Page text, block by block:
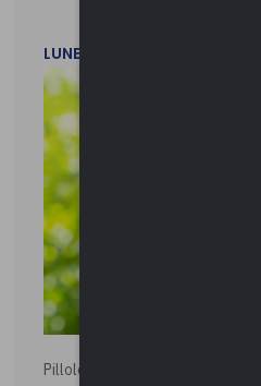
LUNEDì 20 LUGLIO 2026
Pillole ambientali | 2026